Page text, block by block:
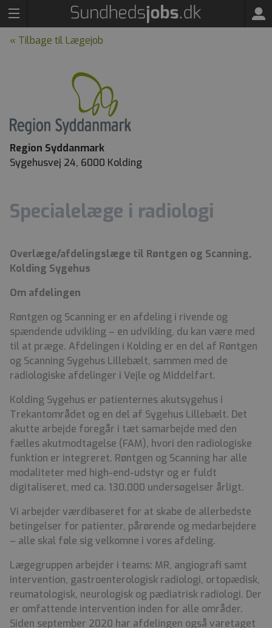
« Tilbage til Lægejob
Region Syddanmark
Sygehusvej 24, 6000 Kolding
Specialelæge i radiologi
Overlæge/afdelingslæge til Røntgen og Scanning,
Kolding Sygehus
Om afdelingen
Røntgen og Scanning er en afdeling i rivende og
spændende udvikling – en udvikling, du kan være med
til at præge. Afdelingen i Kolding er en del af Røntgen
og Scanning Sygehus Lillebælt, sammen med de
radiologiske afdelinger i Vejle og Middelfart.
Kolding Sygehus er patienternes akutsygehus i
Trekantområdet og en del af Sygehus Lillebælt. Det
akutte arbejde foregår i tæt samarbejde med den
fælles akutmodtagelse (FAM), hvori den radiologiske
funktion er integreret. Røntgen og Scanning har alle
modaliteter med high-end-udstyr og er fuldt
digitaliseret, med ca. 130.000 undersøgelser årligt.
Vi arbejder værdibaseret for at skabe de allerbedste
betingelser for patienter, pårørende og medarbejdere
– alle skal føle sig velkomne i vores afdeling.
Lægegruppen arbejder i teams: MR, angiografi samt
intervention, gastroenterologisk radiologi, ortopædisk,
reumatologisk, neurologisk og pædiatrisk radiologi. Der
er omfattende intervention inden for alle områder.
Siden september 2020 har afdelingen også varetaget